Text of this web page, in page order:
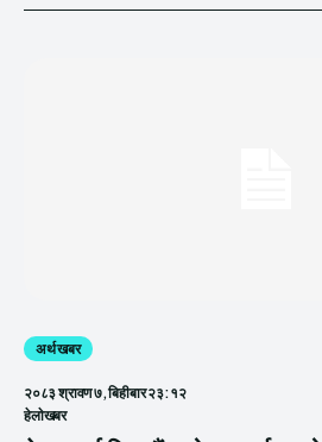
अर्थ खबर
२०८३ श्रावण ७, बिहीबार २३:१२
हेलाेखबर